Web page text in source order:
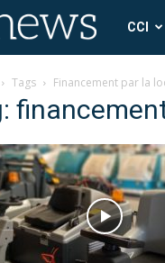
CCI
News
CCI
Tags Financement par la